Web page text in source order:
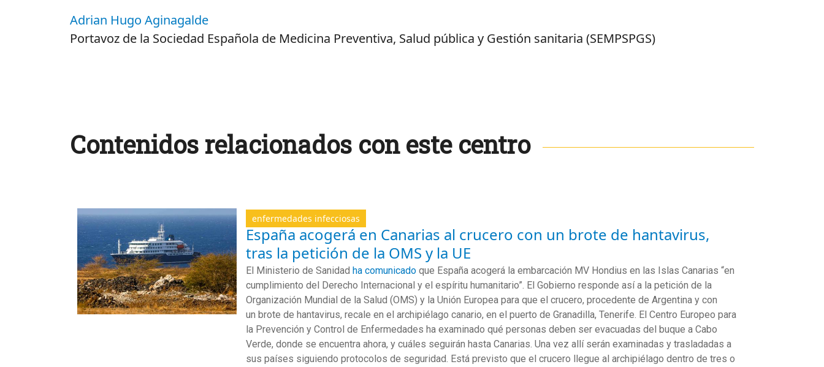
Adrian Hugo Aginagalde
Portavoz de la Sociedad Española de Medicina Preventiva, Salud pública y Gestión sanitaria (SEMPSPGS)
Contenidos relacionados con este centro
enfermedades infecciosas
España acogerá en Canarias al crucero con un brote de hantavirus,
tras la petición de la OMS y la UE
El Ministerio de Sanidad ha comunicado que España acogerá la embarcación MV Hondius en las Islas Canarias “en
cumplimiento del Derecho Internacional y el espíritu humanitario”. El Gobierno responde así a la petición de la
Organización Mundial de la Salud (OMS) y la Unión Europea para que el crucero, procedente de Argentina y con
un brote de hantavirus, recale en el archipiélago canario, en el puerto de Granadilla, Tenerife. El Centro Europeo para
la Prevención y Control de Enfermedades ha examinado qué personas deben ser evacuadas del buque a Cabo
Verde, donde se encuentra ahora, y cuáles seguirán hasta Canarias. Una vez allí serán examinadas y trasladadas a
sus países siguiendo protocolos de seguridad. Está previsto que el crucero llegue al archipiélago dentro de tres o